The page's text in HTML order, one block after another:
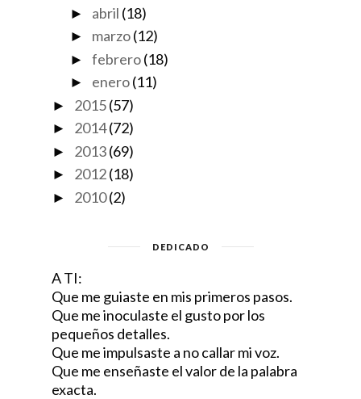
► abril (18)
► marzo (12)
► febrero (18)
► enero (11)
► 2015(57)
► 2014(72)
► 2013(69)
► 2012(18)
► 2010(2)
DEDICADO
A TI:
Que me guiaste en mis primeros pasos.
Que me inoculaste el gusto por los
pequeños detalles.
Que me impulsaste a no callar mi voz.
Que me enseñaste el valor de la palabra
exacta.